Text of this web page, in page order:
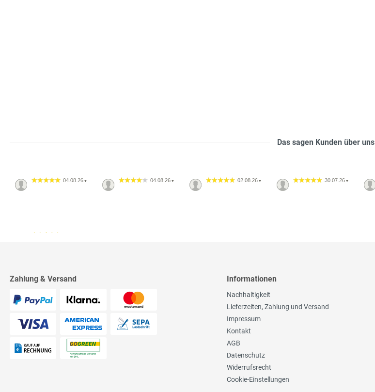
Das sagen Kunden über uns
04.08.26 ▼ 04.08.26 ▼ 02.08.26 ▼ 30.07.26 ▼
Zahlung & Versand Informationen
Nachhaltigkeit
Lieferzeiten, Zahlung und Versand
Impressum
Kontakt
AGB
Datenschutz
Widerrufsrecht
Cookie-Einstellungen